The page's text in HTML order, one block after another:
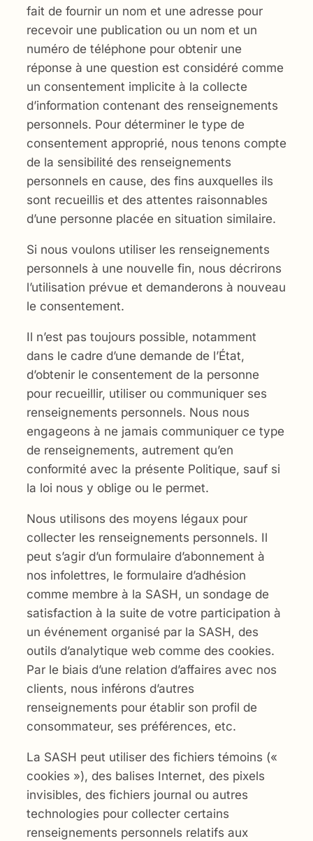
fait de fournir un nom et une adresse pour
recevoir une publication ou un nom et un
numéro de téléphone pour obtenir une
réponse à une question est considéré comme
un consentement implicite à la collecte
d’information contenant des renseignements
personnels. Pour déterminer le type de
consentement approprié, nous tenons compte
de la sensibilité des renseignements
personnels en cause, des fins auxquelles ils
sont recueillis et des attentes raisonnables
d’une personne placée en situation similaire.
Si nous voulons utiliser les renseignements
personnels à une nouvelle fin, nous décrirons
l’utilisation prévue et demanderons à nouveau
le consentement.
Il n’est pas toujours possible, notamment
dans le cadre d’une demande de l’État,
d’obtenir le consentement de la personne
pour recueillir, utiliser ou communiquer ses
renseignements personnels. Nous nous
engageons à ne jamais communiquer ce type
de renseignements, autrement qu’en
conformité avec la présente Politique, sauf si
la loi nous y oblige ou le permet.
Nous utilisons des moyens légaux pour
collecter les renseignements personnels. Il
peut s’agir d’un formulaire d’abonnement à
nos infolettres, le formulaire d’adhésion
comme membre à la SASH, un sondage de
satisfaction à la suite de votre participation à
un événement organisé par la SASH, des
outils d’analytique web comme des cookies.
Par le biais d’une relation d’affaires avec nos
clients, nous inférons d’autres
renseignements pour établir son profil de
consommateur, ses préférences, etc.
La SASH peut utiliser des fichiers témoins («
cookies »), des balises Internet, des pixels
invisibles, des fichiers journal ou autres
technologies pour collecter certains
renseignements personnels relatifs aux